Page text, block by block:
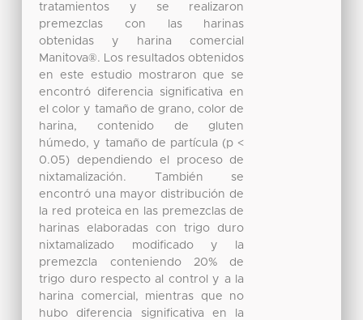
tratamientos y se realizaron
premezclas con las harinas
obtenidas y harina comercial
Manitova®. Los resultados obtenidos
en este estudio mostraron que se
encontró diferencia significativa en
el color y tamaño de grano, color de
harina, contenido de gluten
húmedo, y tamaño de partícula (p <
0.05) dependiendo el proceso de
nixtamalización. También se
encontró una mayor distribución de
la red proteica en las premezclas de
harinas elaboradas con trigo duro
nixtamalizado modificado y la
premezcla conteniendo 20% de
trigo duro respecto al control y a la
harina comercial, mientras que no
hubo diferencia significativa en la